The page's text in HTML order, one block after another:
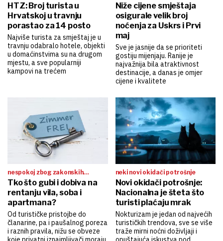
HTZ: Broj turista u
Hrvatskoj u travnju
porastao za 14 posto
Najviše turista za smještaj je u
travnju odabralo hotele, objekti
u domaćinstvima su na drugom
mjestu, a sve popularniji
kampovi na trećem
Niže cijene smještaja
osigurale velik broj
noćenja za Uskrs i Prvi
maj
Sve je jasnije da se prioriteti
gostiju mijenjaju. Ranije je
najvažnija bila atraktivnost
destinacije, a danas je omjer
cijene i kvalitete
nespokoj zbog zakonskih
promjena
Tko što gubi i dobiva na
rentanju vila, soba i
apartmana?
Od turističke pristojbe do
članarine, pa i paušalnog poreza
i raznih pravila, nižu se obveze
neki novi okidači potrošnje
Novi okidači potrošnje:
Nacionalna je šteta što
turisti plaćaju mrak
Nokturizam je jedan od najvećih
turističkih trendova, sve se više
traže mirni noćni doživljaji i